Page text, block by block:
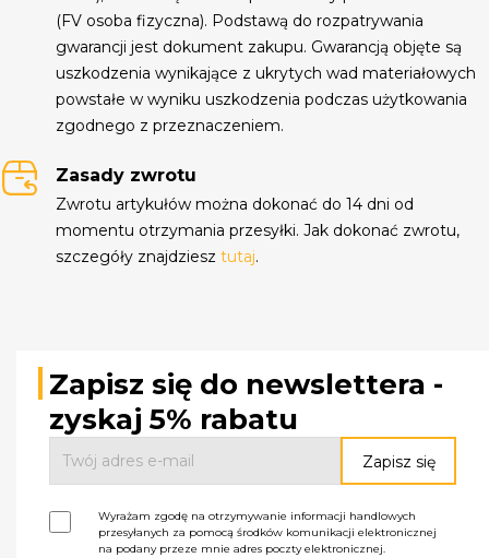
(FV osoba fizyczna). Podstawą do rozpatrywania
gwarancji jest dokument zakupu. Gwarancją objęte są
uszkodzenia wynikające z ukrytych wad materiałowych
powstałe w wyniku uszkodzenia podczas użytkowania
zgodnego z przeznaczeniem.
Zasady zwrotu
Zwrotu artykułów można dokonać do 14 dni od
momentu otrzymania przesyłki. Jak dokonać zwrotu,
szczegóły znajdziesztutaj.
Zapisz się do newslettera -
zyskaj 5% rabatu
Wyrażam zgodę na otrzymywanie informacji handlowych
przesyłanych za pomocą środków komunikacji elektronicznej
na podany przeze mnie adres poczty elektronicznej.